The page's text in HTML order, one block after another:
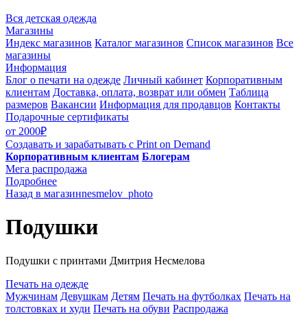
Вся детская одежда
Магазины
Индекс магазинов Каталог магазинов Список магазинов Все
магазины
Информация
Блог о печати на одежде Личный кабинет Корпоративным
клиентам Доставка, оплата, возврат или обмен Таблица
размеров Вакансии Информация для продавцов Контакты
Подарочные сертификаты
от 2000₽
Создавать и зарабатывать с Print on Demand
Корпоративным клиентам Блогерам
Мега распродажа
Подробнее
Назад в магазинnesmelov_photo
Подушки
Подушки с принтами Дмитрия Несмелова
Печать на одежде
Мужчинам Девушкам Детям Печать на футболках Печать на
толстовках и худи Печать на обуви Распродажа